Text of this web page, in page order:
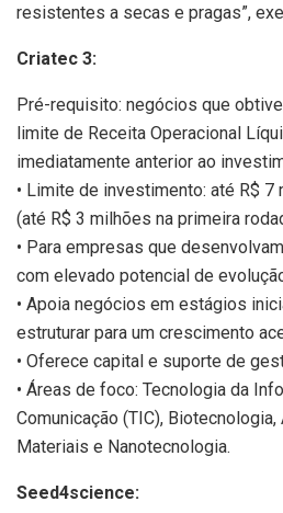
resistentes a secas e pragas”,
Criatec 3:
Pré-requisito: negócios que
limite de Receita Operacional
imediatamente anterior ao
• Limite de investimento: até R$
(até R$ 3 milhões na primeira
• Para empresas que
com elevado potencial de
• Apoia negócios em estágios
estruturar para um crescimento
• Oferece capital e suporte de
• Áreas de foco: Tecnologia da
Comunicação (TIC),
Materiais e Nanotecnologia.
Seed4science: